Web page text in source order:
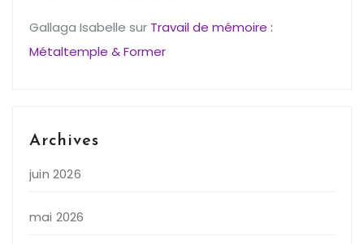
Gallaga Isabelle sur Travail de mémoire :
Métaltemple & Former
Archives
juin 2026
mai 2026